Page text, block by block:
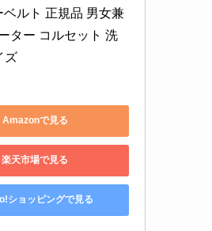
ベルト 正規品 男女兼
ター コルセット 洗
ズ
Amazonで見る
楽天市場で見る
ショッピングで見る